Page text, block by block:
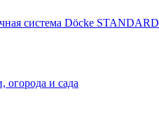
система Döcke STANDARD
огорода и сада